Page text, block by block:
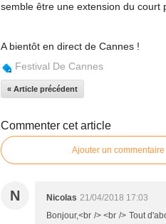
semble être une extension du court
A bientôt en direct de Cannes !
Festival De Cannes
« Article précédent
Commenter cet article
Ajouter un commentaire
N Nicolas 21/04/2018 17:03
Bonjour,<br /> <br /> Tout